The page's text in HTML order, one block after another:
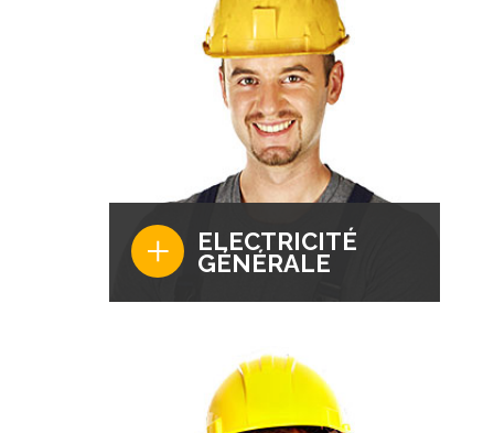
+ ELECTRICITÉ
GÉNÉRALE
prendre en charge tout types de travaux
d'Électricité Générale à un prix défiant
toute concurrence.